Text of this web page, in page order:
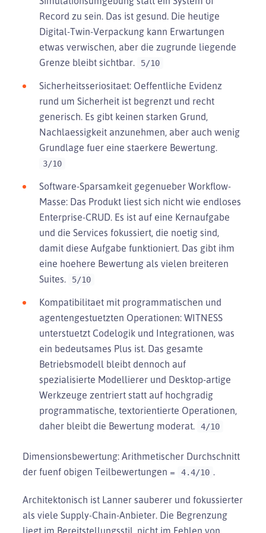
Record zu sein. Das ist gesund. Die heutige
Digital-Twin-Verpackung kann Erwartungen
etwas verwischen, aber die zugrunde liegende
Grenze bleibt sichtbar.
5/10
Sicherheitsseriositaet: Oeffentliche Evidenz
rund um Sicherheit ist begrenzt und recht
generisch. Es gibt keinen starken Grund,
Nachlaessigkeit anzunehmen, aber auch wenig
Grundlage fuer eine staerkere Bewertung.
3/10
Software-Sparsamkeit gegenueber Workflow-
Masse: Das Produkt liest sich nicht wie endloses
Enterprise-CRUD. Es ist auf eine Kernaufgabe
und die Services fokussiert, die noetig sind,
damit diese Aufgabe funktioniert. Das gibt ihm
eine hoehere Bewertung als vielen breiteren
Suites.
5/10
Kompatibilitaet mit programmatischen und
agentengestuetzten Operationen: WITNESS
unterstuetzt Codelogik und Integrationen, was
ein bedeutsames Plus ist. Das gesamte
Betriebsmodell bleibt dennoch auf
spezialisierte Modellierer und Desktop-artige
Werkzeuge zentriert statt auf hochgradig
programmatische, textorientierte Operationen,
daher bleibt die Bewertung moderat.
4/10
Dimensionsbewertung: Arithmetischer Durchschnitt
der fuenf obigen Teilbewertungen =
4.4/10 .
Architektonisch ist Lanner sauberer und fokussierter
als viele Supply-Chain-Anbieter. Die Begrenzung
liegt im Bereitstellungsstil, nicht im Fehlen von